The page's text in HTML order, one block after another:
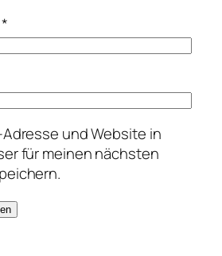
*
Adresse und Website in
für meinen nächsten